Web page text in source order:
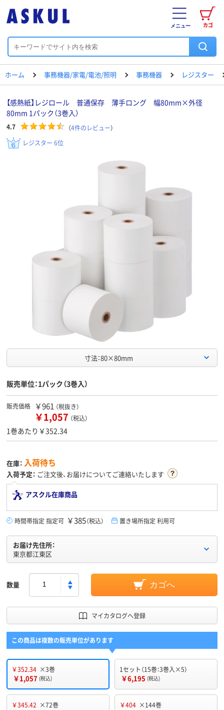
カゴ
メニュー
ホーム 事務機器/家電/電池/照明 事務機器 レジスター
【感熱紙】レジロール 普通保存 薄手ロング 幅80mm×外径
80mm 1パック（3巻入）
4.7 （4件のレビュー）
レジスター 6位
寸法：80×80mm
販売単位：1パック（3巻入）
販売価格 ￥961 （税抜き）
￥1,057 （税込）
1巻あたり￥352.34
在庫： 入荷待ち
入荷予定： ご注文後、お届けについてご連絡いたします
アスクル在庫商品
時間帯指定 指定可 ￥385（税込） 置き場所指定 利用可
お届け先住所：
東京都江東区
数量 カゴへ
マイカタログへ登録
この商品は複数の販売単位があります
￥352.34 ×3巻
￥1,057 (税込)
1セット（15巻：3巻入×5）
￥6,195 (税込)
￥345.42 ×72巻 ￥404 ×144巻